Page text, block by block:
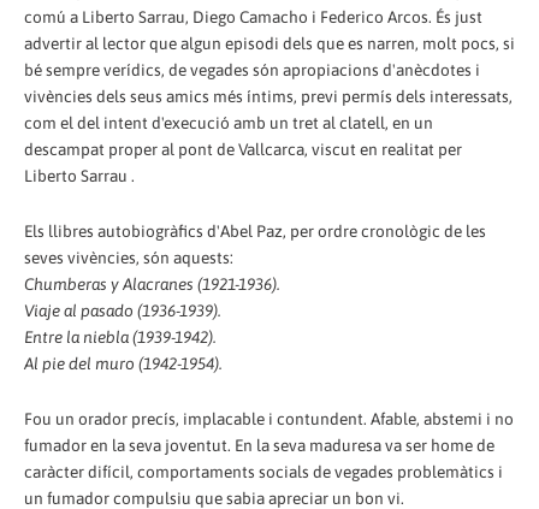
comú a Liberto Sarrau, Diego Camacho i Federico Arcos. És just
advertir al lector que algun episodi dels que es narren, molt pocs, si
bé sempre verídics, de vegades són apropiacions d'anècdotes i
vivències dels seus amics més íntims, previ permís dels interessats,
com el del intent d'execució amb un tret al clatell, en un
descampat proper al pont de Vallcarca, viscut en realitat per
Liberto Sarrau .
Els llibres autobiogràfics d'Abel Paz, per ordre cronològic de les
seves vivències, són aquests:
Chumberas y Alacranes (1921-1936).
Viaje al pasado (1936-1939).
Entre la niebla (1939-1942).
Al pie del muro (1942-1954).
Fou un orador precís, implacable i contundent. Afable, abstemi i no
fumador en la seva joventut. En la seva maduresa va ser home de
caràcter difícil, comportaments socials de vegades problemàtics i
un fumador compulsiu que sabia apreciar un bon vi.